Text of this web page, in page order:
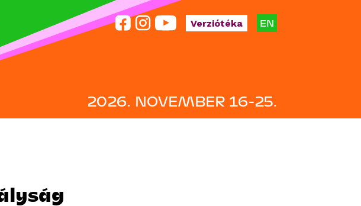
EN
2026. NOVEMBER 16-25.
Verziótéka